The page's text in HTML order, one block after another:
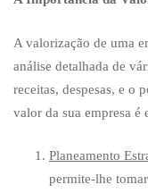
da
sua
A valorização de uma
análise detalhada de
receitas, despesas, e o
valor da sua empresa é
Planeamento
permite-lhe